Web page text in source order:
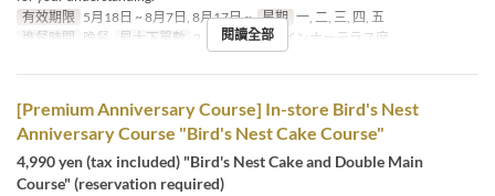
有效期限 5月18日 ~ 8月7日, 8月17日 ~ 星期 一, 二, 三, 四, 五
進餐時間 晚餐 最大下單數 2 ~ 座位類別 インナーテラス席
閱讀全部
[Premium Anniversary Course] In-store Bird's Nest
Anniversary Course "Bird's Nest Cake Course"
4,990 yen (tax included) "Bird's Nest Cake and Double Main
Course" (reservation required)